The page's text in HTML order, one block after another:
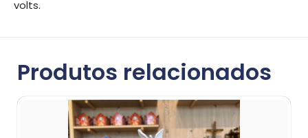
volts.
Produtos relacionados